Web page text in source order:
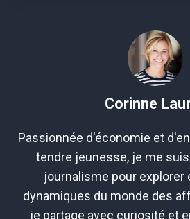
Corinne
Passionnée d'économie et
tendre jeunesse, je me
journalisme pour explorer
dynamiques du monde des
je partage avec curiosité et